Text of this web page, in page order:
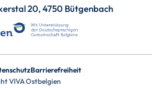
20, 4750 Bütgenbach
Barrierefreiheit
VIVA Ostbelgien